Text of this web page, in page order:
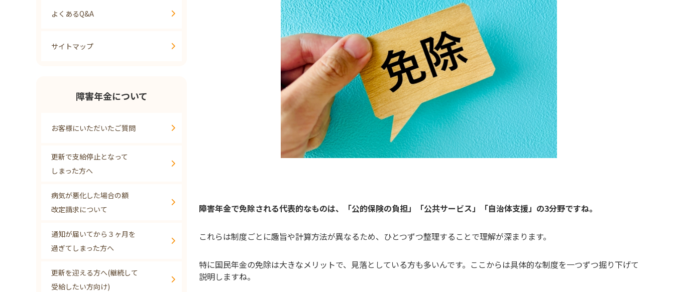
障害年金で免除される代表的なものは、「公的保険の負担」「公共サービス」「自治体支援」の3分野ですね。
これらは制度ごとに趣旨や計算方法が異なるため、ひとつずつ整理することで理解が深まります。
特に国民年金の免除は大きなメリットで、見落としている方も多いんです。ここからは具体的な制度を一つずつ掘り下げて
説明しますね。
よくあるQ&A
サイトマップ
障害年金について
お客様にいただいたご質問
更新で支給停止となって
しまった方へ
病気が悪化した場合の額
改定請求について
通知が届いてから３ヶ月を
過ぎてしまった方へ
更新を迎える方へ(継続して
受給したい方向け)